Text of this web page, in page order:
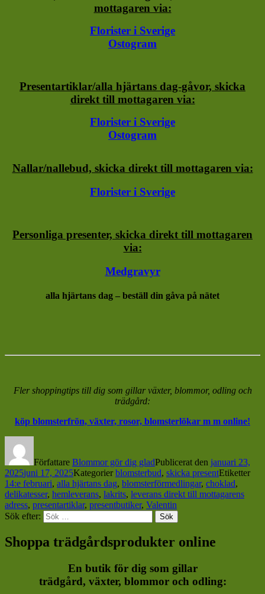
mottagaren via:
Florister i Sverige
Ostogram
Presentartiklar/alla hjärtans dag-gåvor, skicka
direkt till mottagaren via:
Florister i Sverige
Ostogram
Nallar/nallebud, skicka direkt till mottagaren via:
Florister i Sverige
Personliga presenter, skicka direkt till mottagaren
via:
Medgravyr
alla hjärtans dag – beställ din gåva på nätet
Fler shoppingtips till dig som gillar växter, blommor, odling och
trädgård:
köp blomsterfrön, växter, rosor, blomsterlökar m m online!
Författare Blommor gör dig gladPublicerat den januari 23,
2025juni 17, 2025Kategorier blomsterbud, skicka presentEtiketter
14:e februari, alla hjärtans dag, blomsterförmedlingar, choklad,
delikatesser, hemleverans, lakrits, leverans direkt till mottagarens
adress, presentartiklar, presentbutiker, Valentin
Sök efter:
Sök
Shoppa trädgårdsprodukter online
En butik för dig som gillar
trädgård, växter, blommor och odling: